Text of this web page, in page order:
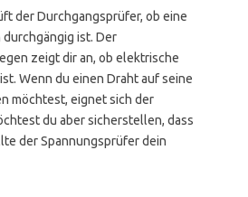
der Durchgangsprüfer, ob eine
ist. Der
zeigt dir an, ob elektrische
Wenn du einen Draht auf seine
möchtest, eignet sich der
du aber sicherstellen, dass
der Spannungsprüfer dein